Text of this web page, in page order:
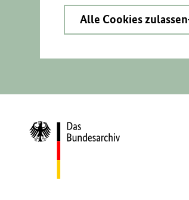
Alle Cookies zulassen
Zur
Startseite